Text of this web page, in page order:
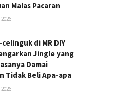
Malas Pacaran
di MR DIY
Jingle yang
Damai
Tidak Beli Apa-apa